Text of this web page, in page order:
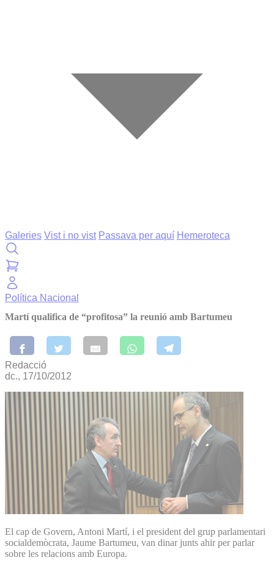
Galeries Vist i no vist Passava per aquí Hemeroteca
Política Nacional
Martí qualifica de “profitosa” la reunió amb Bartumeu
Redacció
dc., 17/10/2012
El cap de Govern, Antoni Martí, i el president del grup parlamentari
socialdemòcrata, Jaume Bartumeu, van dinar junts ahir per parlar
sobre les relacions amb Europa.